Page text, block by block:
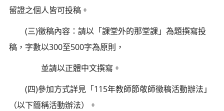
留證之個人皆可投稿。
(三)徵稿內容：請以「課堂外的那堂課」為題撰寫投
稿，字數以300至500字為原則，
並請以正體中文撰寫。
(四)參加方式詳見「115年教師節敬師徵稿活動辦法」
（以下簡稱活動辦法）。